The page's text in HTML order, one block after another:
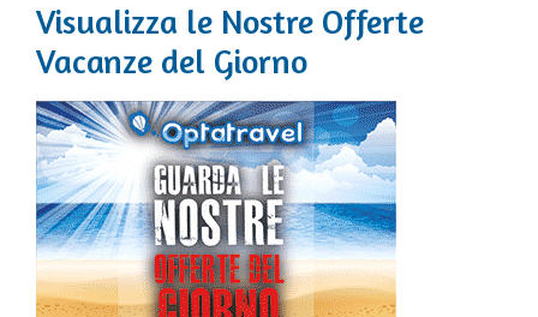
Visualizza le Nostre Offerte
Vacanze del Giorno